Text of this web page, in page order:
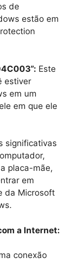
de
estão em
Este
estiver
em um
em que ele
significativas
placa-mãe,
em
da Microsoft
a Internet:
conexão